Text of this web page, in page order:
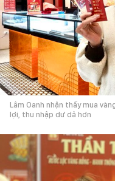
Lâm Oanh nhận thấy mua
lợi, thu nhập dư dả hơn